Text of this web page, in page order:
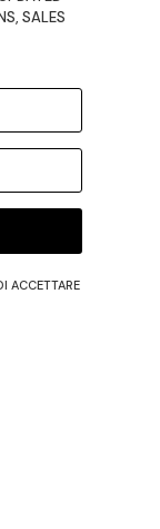
SALES
ACCETTARE